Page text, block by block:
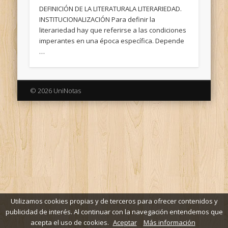
DEFINICIÓN DE LA LITERATURALA LITERARIEDAD.
INSTITUCIONALIZACIÓN Para definir la
literariedad hay que referirse a las condiciones
imperantes en una época específica. Depende
…
© 2026 UniNotas
Utilizamos cookies propias y de terceros para ofrecer contenidos y
publicidad de interés. Al continuar con la navegación entendemos que
acepta el uso de cookies. Aceptar Más información